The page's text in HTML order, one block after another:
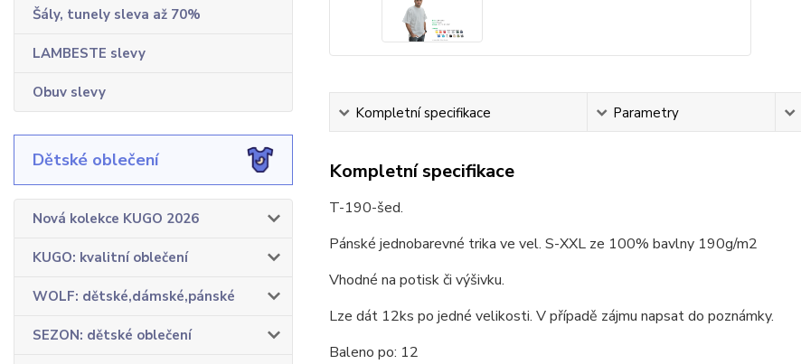
Šály, tunely sleva až 70%
LAMBESTE slevy
Obuv slevy
Dětské oblečení
Nová kolekce KUGO 2026
KUGO: kvalitní oblečení
WOLF: dětské,dámské,pánské
SEZON: dětské oblečení
Kompletní specifikace Parametry
Kompletní specifikace
T-190-šed.
Pánské jednobarevné trika ve vel. S-XXL ze 100% bavlny 190g/m2
Vhodné na potisk či výšivku.
Lze dát 12ks po jedné velikosti. V případě zájmu napsat do poznámky.
Baleno po: 12